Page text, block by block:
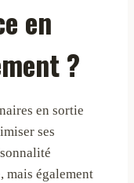
en
?
en sortie
ses
mais également